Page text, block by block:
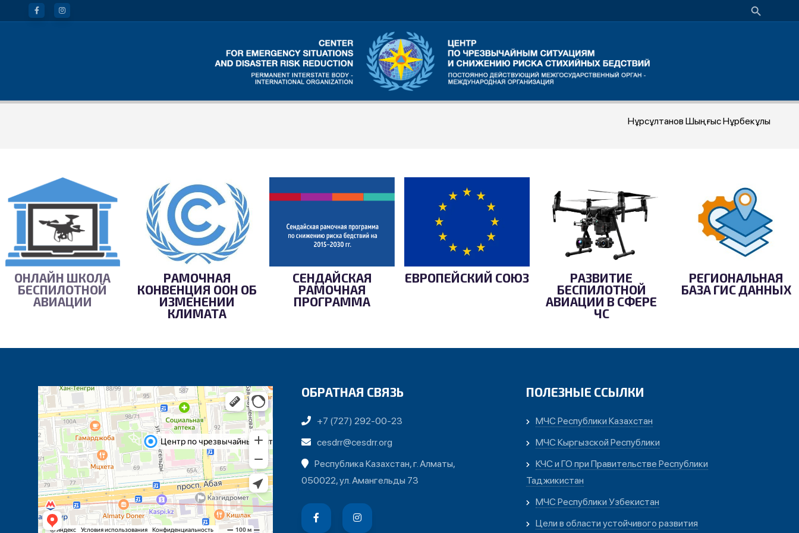
Нұрсұлтанов Шыңғыс Нұрбекұлы
ОНЛАЙН ШКОЛА
БЕСПИЛОТНОЙ
АВИАЦИИ
РАМОЧНАЯ
КОНВЕНЦИЯ ООН ОБ
ИЗМЕНЕНИИ
КЛИМАТА
СЕНДАЙСКАЯ
РАМОЧНАЯ
ПРОГРАММА
ЕВРОПЕЙСКИЙ СОЮЗ
РАЗВИТИЕ
БЕСПИЛОТНОЙ
АВИАЦИИ В СФЕРЕ
ЧС
РЕГИОНАЛЬНАЯ
БАЗА ГИС ДАННЫХ
ОБРАТНАЯ СВЯЗЬ
+7 (727) 292-00-23
cesdrr@cesdrr.org
Республика Казахстан, г. Алматы,
050022, ул. Амангельды 73
ПОЛЕЗНЫЕ ССЫЛКИ
МЧС Республики Казахстан
МЧС Кыргызской Республики
КЧС и ГО при Правительстве Республики
Таджикистан
МЧС Республики Узбекистан
Цели в области устойчивого развития